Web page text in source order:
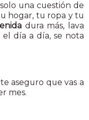
una cuestión de
hogar, tu ropa y tu
dura más, lava
día a día, se nota
aseguro que vas a
mes.